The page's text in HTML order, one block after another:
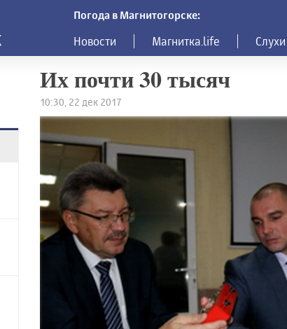
Погода в Магнитогорске:
Новости Магнитка.life Слухи
Их почти 30 тысяч
10:30, 22 дек 2017